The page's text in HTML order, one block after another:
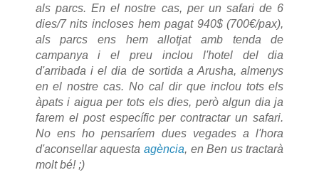
als parcs. En el nostre cas, per un safari de 6
dies/7 nits incloses hem pagat 940$ (700€/pax),
als parcs ens hem allotjat amb tenda de
campanya i el preu inclou l'hotel del dia
d'arribada i el dia de sortida a Arusha, almenys
en el nostre cas. No cal dir que inclou tots els
àpats i aigua per tots els dies, però algun dia ja
farem el post específic per contractar un safari.
No ens ho pensaríem dues vegades a l'hora
d'aconsellar aquesta agència, en Ben us tractarà
molt bé! ;)